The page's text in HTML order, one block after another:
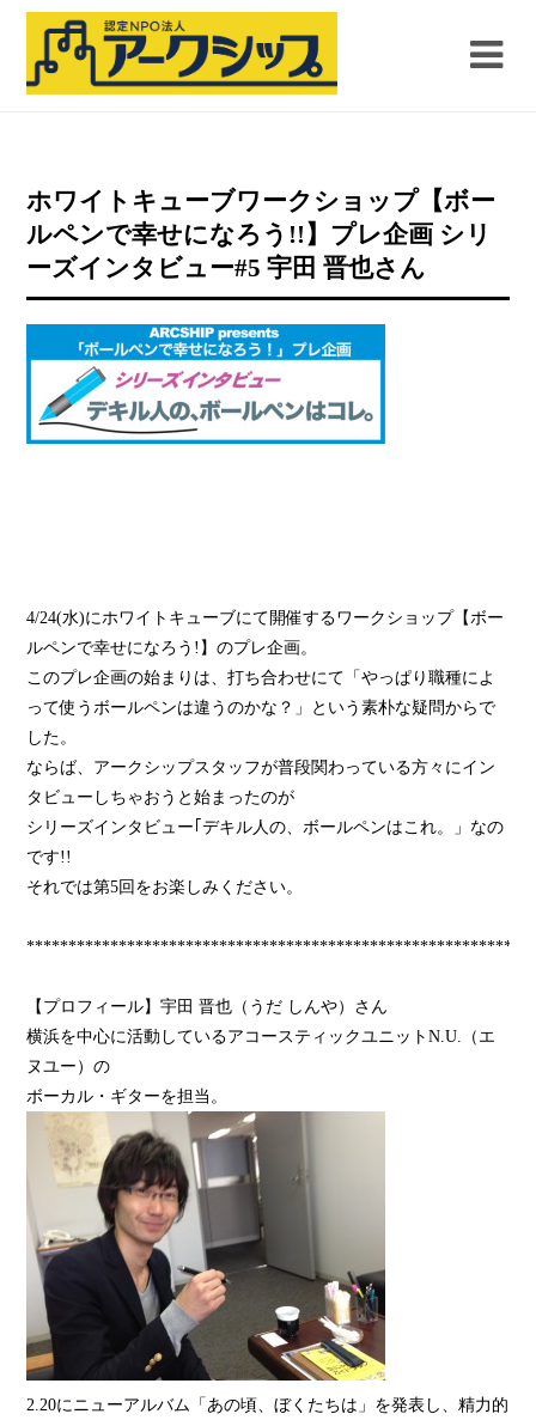
ホワイトキューブワークショップ【ボー
ルペンで幸せになろう!!】プレ企画 シリ
ーズインタビュー#5 宇田 晋也さん
4/24(水)にホワイトキューブにて開催するワークショップ【ボー
ルペンで幸せになろう!】のプレ企画。
このプレ企画の始まりは、打ち合わせにて「やっぱり職種によ
って使うボールペンは違うのかな？」という素朴な疑問からで
した。
ならば、アークシップスタッフが普段関わっている方々にイン
タビューしちゃおうと始まったのが
シリーズインタビュー｢デキル人の、ボールペンはこれ。」なの
です!!
それでは第5回をお楽しみください。
【プロフィール】宇田 晋也（うだ しんや）さん
横浜を中心に活動しているアコースティックユニットN.U.（エ
ヌユー）の
ボーカル・ギターを担当。
2.20にニューアルバム「あの頃、ぼくたちは」を発表し、精力的